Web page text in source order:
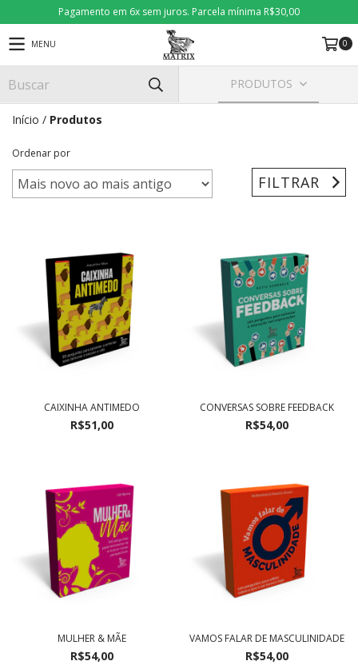
Pagamento em 6x sem juros. Parcela mínima R$30,00
MENU 0
PRODUTOS
Início / Produtos
Ordenar por
FILTRAR
CAIXINHA ANTIMEDO
R$51,00
CONVERSAS SOBRE FEEDBACK
R$54,00
MULHER & MÃE
R$54,00
VAMOS FALAR DE MASCULINIDADE
R$54,00